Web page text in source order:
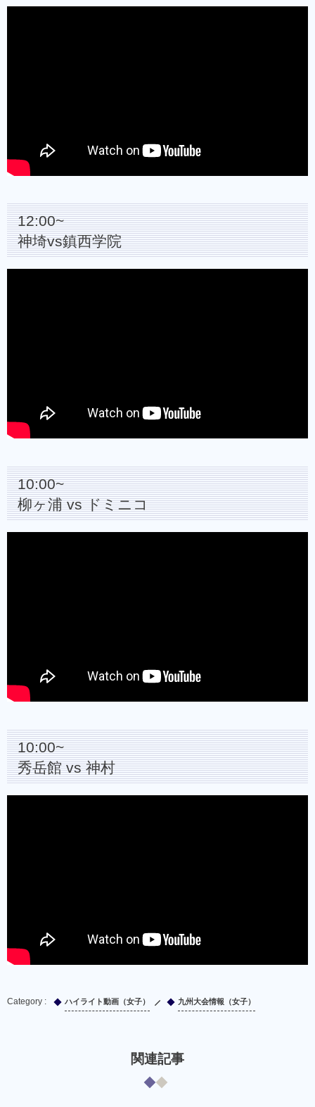
12:00~
神埼vs鎮西学院
10:00~
柳ヶ浦 vs ドミニコ
10:00~
秀岳館 vs 神村
ハイライト動画（女子） 九州大会情報（女子）
関連記事